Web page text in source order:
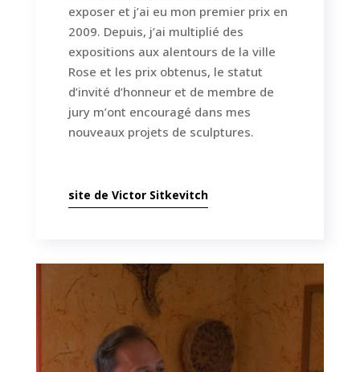
exposer et j’ai eu mon premierprix en
2009. Depuis, j’ai multiplié des
expositions aux alentours de la ville
Rose et les prix obtenus, le statut
d’invité d’honneur et de membre de
jury m’ont encouragé dans mes
nouveaux projets de sculptures.
site de Victor Sitkevitch